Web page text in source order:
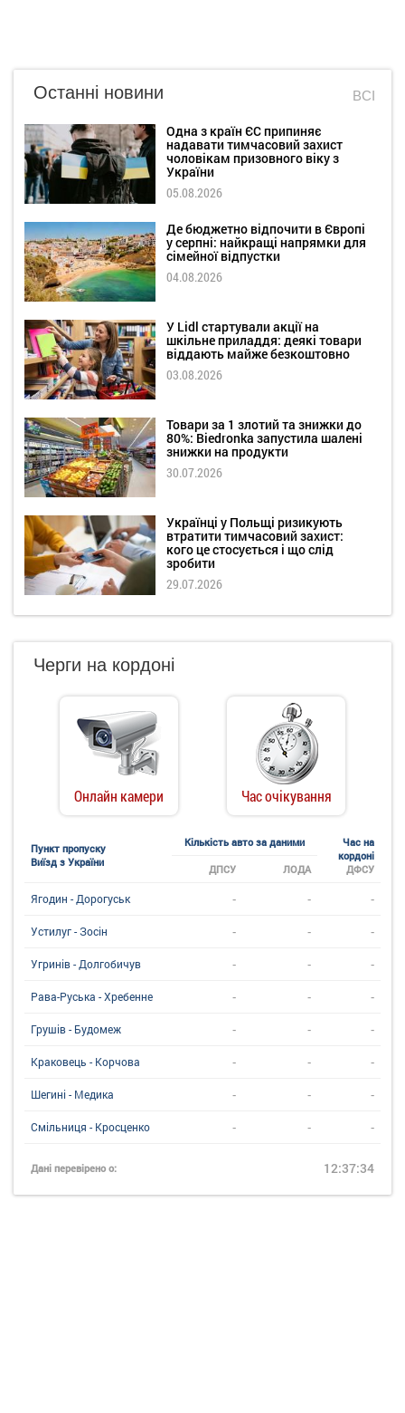
Останні новини ВСІ
Одна з країн ЄС припиняє
надавати тимчасовий захист
чоловікам призовного віку з
України
05.08.2026
Де бюджетно відпочити в Європі
у серпні: найкращі напрямки для
сімейної відпустки
04.08.2026
У Lidl стартували акції на
шкільне приладдя: деякі товари
віддають майже безкоштовно
03.08.2026
Товари за 1 злотий та знижки до
80%: Biedronka запустила шалені
знижки на продукти
30.07.2026
Українці у Польщі ризикують
втратити тимчасовий захист:
кого це стосується і що слід
зробити
29.07.2026
Черги на кордоні
Онлайн камери Час очікування
Пункт пропуску
Виїзд з України
Кількість авто за даними
Час на
кордоні
ДФСУ
ДПСУ ЛОДА
Ягодин - Дорогуськ - - -
Устилуг - Зосін - - -
Угринiв - Долгобичув - - -
Рава-Руська - Хребенне - - -
Грушів - Будомеж - - -
Краковець - Корчова - - -
Шегині - Медика - - -
Смільниця - Кросценко - - -
Дані перевірено о: 12:37:34